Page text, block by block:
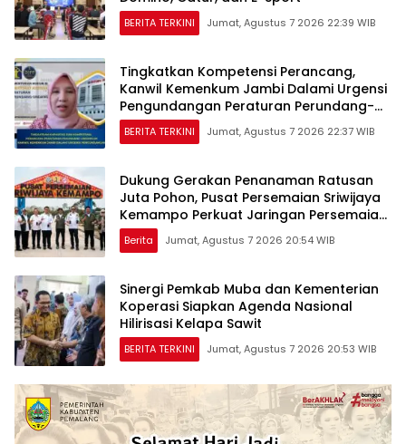
BERITA TERKINI Jumat, Agustus 7 2026 22:39 WIB
Tingkatkan Kompetensi Perancang,
Kanwil Kemenkum Jambi Dalami Urgensi
Pengundangan Peraturan Perundang-
undangan
BERITA TERKINI Jumat, Agustus 7 2026 22:37 WIB
Dukung Gerakan Penanaman Ratusan
Juta Pohon, Pusat Persemaian Sriwijaya
Kemampo Perkuat Jaringan Persemaian
Nasional*
Berita Jumat, Agustus 7 2026 20:54 WIB
Sinergi Pemkab Muba dan Kementerian
Koperasi Siapkan Agenda Nasional
Hilirisasi Kelapa Sawit
BERITA TERKINI Jumat, Agustus 7 2026 20:53 WIB